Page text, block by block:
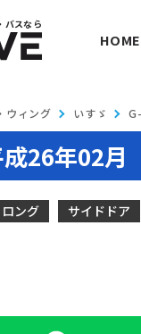
バスなら
HOME
ウィング いすゞ
26年02月
ング サイドドア